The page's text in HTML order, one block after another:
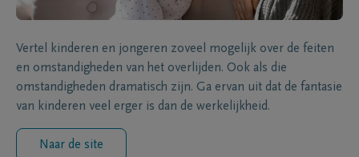
Vertel kinderen en jongeren zoveel mogelijk over de feiten
en omstandigheden van het overlijden. Ook als die
omstandigheden dramatisch zijn. Ga ervan uit dat de fantasie
van kinderen veel erger is dan de werkelijkheid.
Naar de site